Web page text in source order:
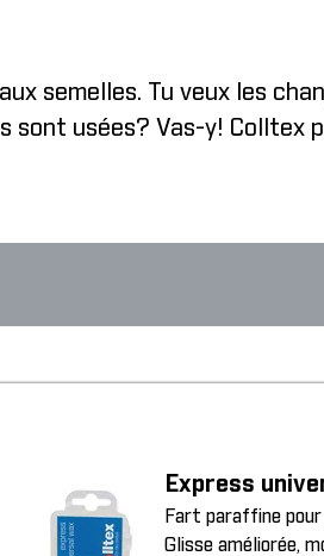
semelles. Tu veux les
sont usées? Vas-y! Colltex
Express
Fart paraffine
Glisse améliorée,